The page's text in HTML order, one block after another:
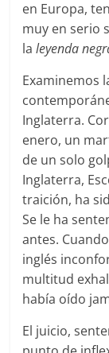
en Europa,
muy en serio
laleyenda
Examinemos
Inglaterra.
enero, un
de un solo
Inglaterra,
traición, ha
Se le ha
antes.
inglés
multitud
había oído
El juicio,